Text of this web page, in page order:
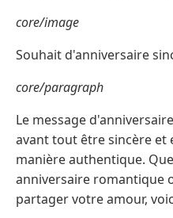
core/image
Souhait d'anniversaire
core/paragraph
Le message
avant tout être sincère et
manière authentique.
anniversaire romantique
partager votre amour,